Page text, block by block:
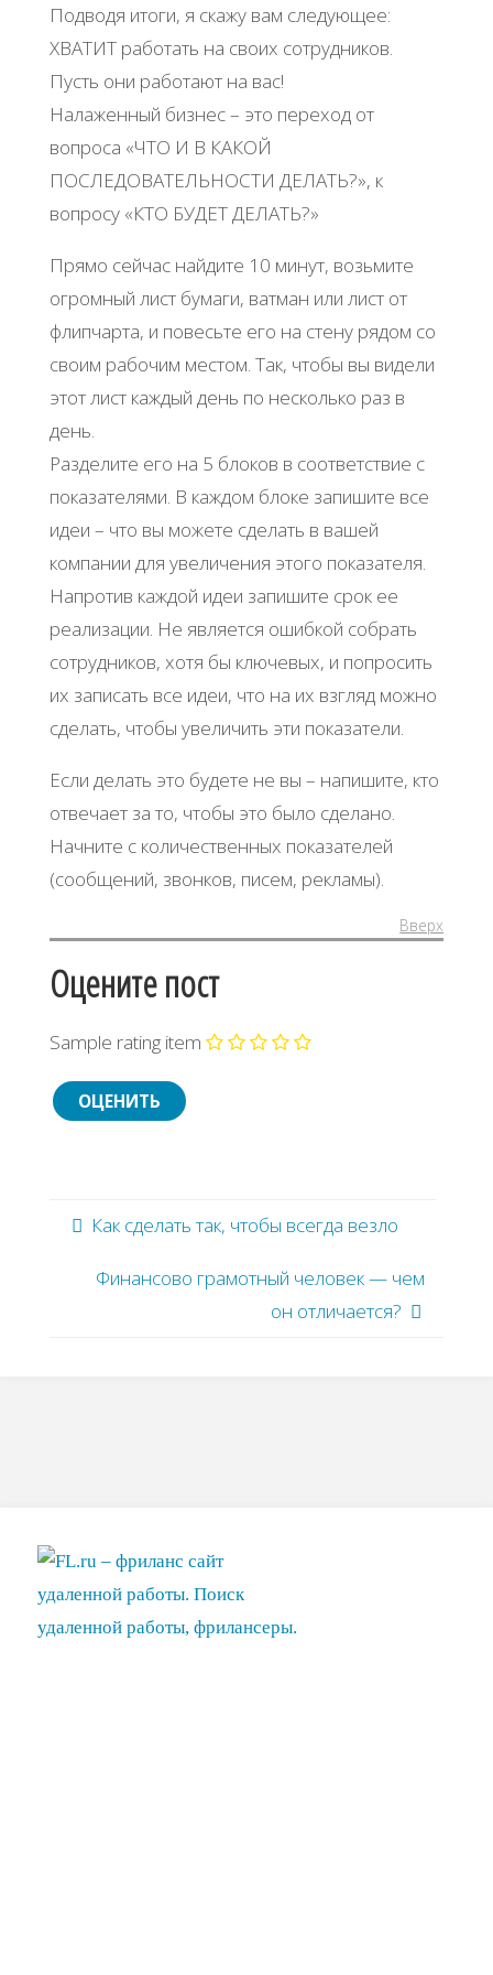
Подводя итоги, я скажу вам следующее:
ХВАТИТ работать на своих сотрудников.
Пусть они работают на вас!
Налаженный бизнес – это переход от
вопроса «ЧТО И В КАКОЙ
ПОСЛЕДОВАТЕЛЬНОСТИ ДЕЛАТЬ?», к
вопросу «КТО БУДЕТ ДЕЛАТЬ?»
Прямо сейчас найдите 10 минут, возьмите
огромный лист бумаги, ватман или лист от
флипчарта, и повесьте его на стену рядом со
своим рабочим местом. Так, чтобы вы видели
этот лист каждый день по несколько раз в
день.
Разделите его на 5 блоков в соответствие с
показателями. В каждом блоке запишите все
идеи – что вы можете сделать в вашей
компании для увеличения этого показателя.
Напротив каждой идеи запишите срок ее
реализации. Не является ошибкой собрать
сотрудников, хотя бы ключевых, и попросить
их записать все идеи, что на их взгляд можно
сделать, чтобы увеличить эти показатели.
Если делать это будете не вы – напишите, кто
отвечает за то, чтобы это было сделано.
Начните с количественных показателей
(сообщений, звонков, писем, рекламы).
Вверх
Оцените пост
Sample rating item
Как сделать так, чтобы всегда везло
Финансово грамотный человек — чем
он отличается?